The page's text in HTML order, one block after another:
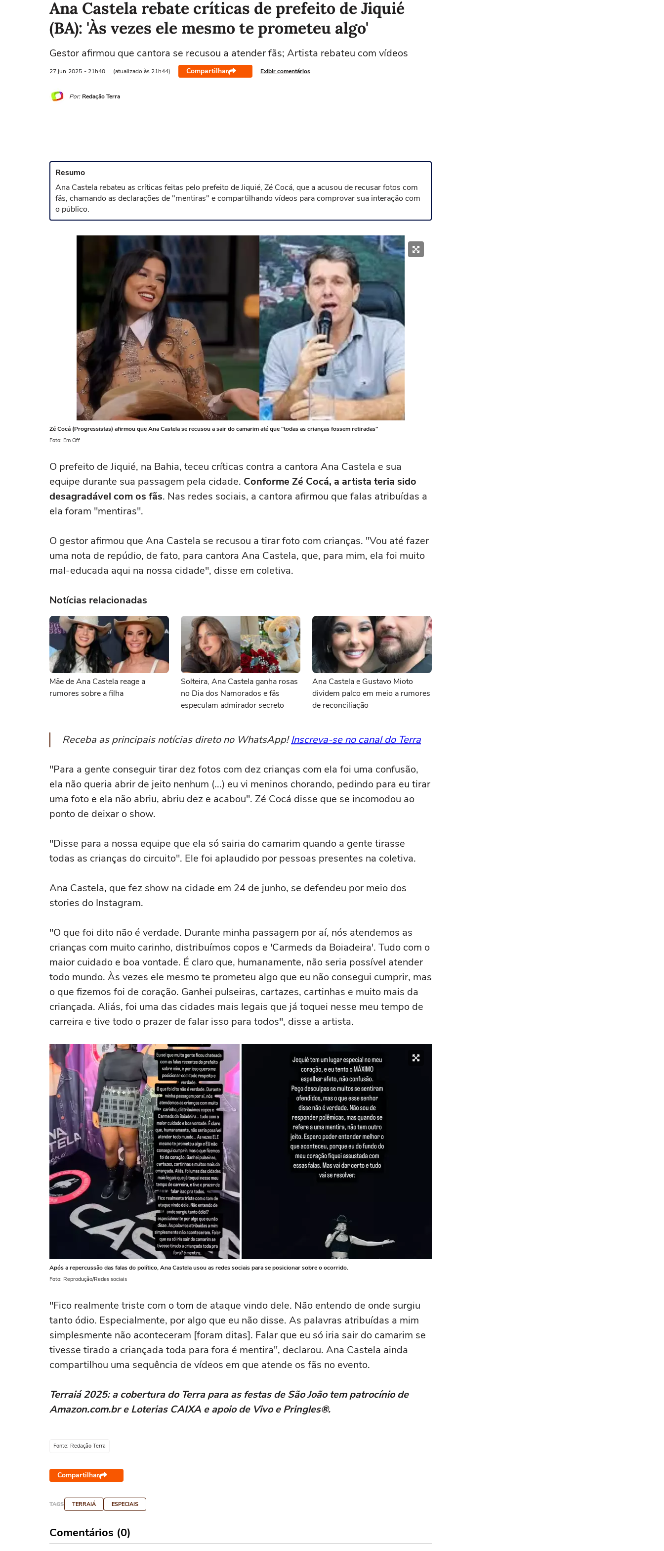
Ana Castela rebate críticas de prefeito de Jiquié
(BA): 'Às vezes ele mesmo te prometeu algo'
Gestor afirmou que cantora se recusou a atender fãs; Artista rebateu com vídeos
27 jun 2025 - 21h40 (atualizado às 21h44) Compartilhar Exibir comentários
Por: Redação Terra
Resumo
Ana Castela rebateu as críticas feitas pelo prefeito de Jiquié, Zé Cocá, que a acusou de recusar fotos com
fãs, chamando as declarações de "mentiras" e compartilhando vídeos para comprovar sua interação com
o público.
Zé Cocá (Progressistas) afirmou que Ana Castela se recusou a sair do camarim até que "todas as crianças fossem retiradas"
Foto: Em Off
O prefeito de Jiquié, na Bahia, teceu críticas contra a cantora Ana Castela e sua
equipe durante sua passagem pela cidade. Conforme Zé Cocá, a artista teria sido
desagradável com os fãs. Nas redes sociais, a cantora afirmou que falas atribuídas a
ela foram "mentiras".
O gestor afirmou que Ana Castela se recusou a tirar foto com crianças. "Vou até fazer
uma nota de repúdio, de fato, para cantora Ana Castela, que, para mim, ela foi muito
mal-educada aqui na nossa cidade", disse em coletiva.
Notícias relacionadas
Mãe de Ana Castela reage a
rumores sobre a filha
Solteira, Ana Castela ganha rosas
no Dia dos Namorados e fãs
especulam admirador secreto
Ana Castela e Gustavo Mioto
dividem palco em meio a rumores
de reconciliação
Receba as principais notícias direto no WhatsApp!Inscreva-se no canal do Terra
"Para a gente conseguir tirar dez fotos com dez crianças com ela foi uma confusão,
ela não queria abrir de jeito nenhum (...) eu vi meninos chorando, pedindo para eu tirar
uma foto e ela não abriu, abriu dez e acabou". Zé Cocá disse que se incomodou ao
ponto de deixar o show.
"Disse para a nossa equipe que ela só sairia do camarim quando a gente tirasse
todas as crianças do circuito". Ele foi aplaudido por pessoas presentes na coletiva.
Ana Castela, que fez show na cidade em 24 de junho, se defendeu por meio dos
stories do Instagram.
"O que foi dito não é verdade. Durante minha passagem por aí, nós atendemos as
crianças com muito carinho, distribuímos copos e 'Carmeds da Boiadeira'. Tudo com o
maior cuidado e boa vontade. É claro que, humanamente, não seria possível atender
todo mundo. Às vezes ele mesmo te prometeu algo que eu não consegui cumprir, mas
o que fizemos foi de coração. Ganhei pulseiras, cartazes, cartinhas e muito mais da
criançada. Aliás, foi uma das cidades mais legais que já toquei nesse meu tempo de
carreira e tive todo o prazer de falar isso para todos", disse a artista.
Após a repercussão das falas do político, Ana Castela usou as redes sociais para se posicionar sobre o ocorrido.
Foto: Reprodução/Redes sociais
"Fico realmente triste com o tom de ataque vindo dele. Não entendo de onde surgiu
tanto ódio. Especialmente, por algo que eu não disse. As palavras atribuídas a mim
simplesmente não aconteceram [foram ditas]. Falar que eu só iria sair do camarim se
tivesse tirado a criançada toda para fora é mentira", declarou. Ana Castela ainda
compartilhou uma sequência de vídeos em que atende os fãs no evento.
Terraiá 2025: a cobertura do Terra para as festas de São João tem patrocínio de
Amazon.com.br e Loterias CAIXA e apoio de Vivo e Pringles®.
Fonte: Redação Terra
Compartilhar
TAGS TERRAIÁ ESPECIAIS
Comentários (0)